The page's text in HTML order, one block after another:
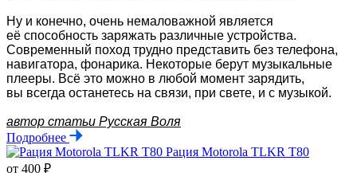
Ну и конечно, очень немаловажной является
её способность заряжать различные устройства.
Современный поход трудно представить без телефона,
навигатора, фонарика. Некоторые берут музыкальные
плееры. Всё это можно в любой момент зарядить,
вы всегда останетесь на связи, при свете, и с музыкой.
автор статьи Русская Воля
Подробнее
Рация Motorola TLKR T80
от 400 ₽